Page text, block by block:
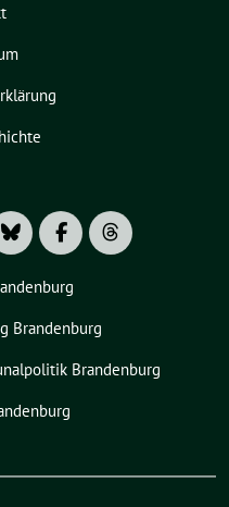
Brandenburg
Brandenburg